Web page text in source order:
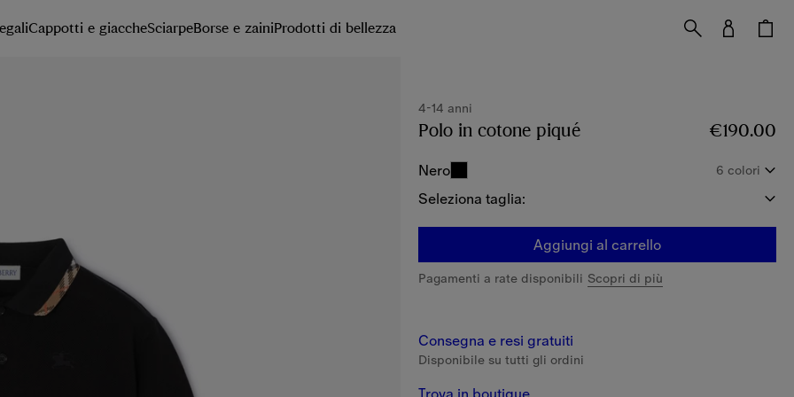
Cappotti e giaccheSciarpeBorse e zainiProdotti di bellezza
4-14 anni
Polo in cotone piqué Prezzo €190.00 4-14 anni
€190.00
Nero 6 colori
Seleziona taglia:
Aggiungi al carrello
Pagamenti a rate disponibili Scopri di più
Consegna e resi gratuiti
Disponibile su tutti gli ordini